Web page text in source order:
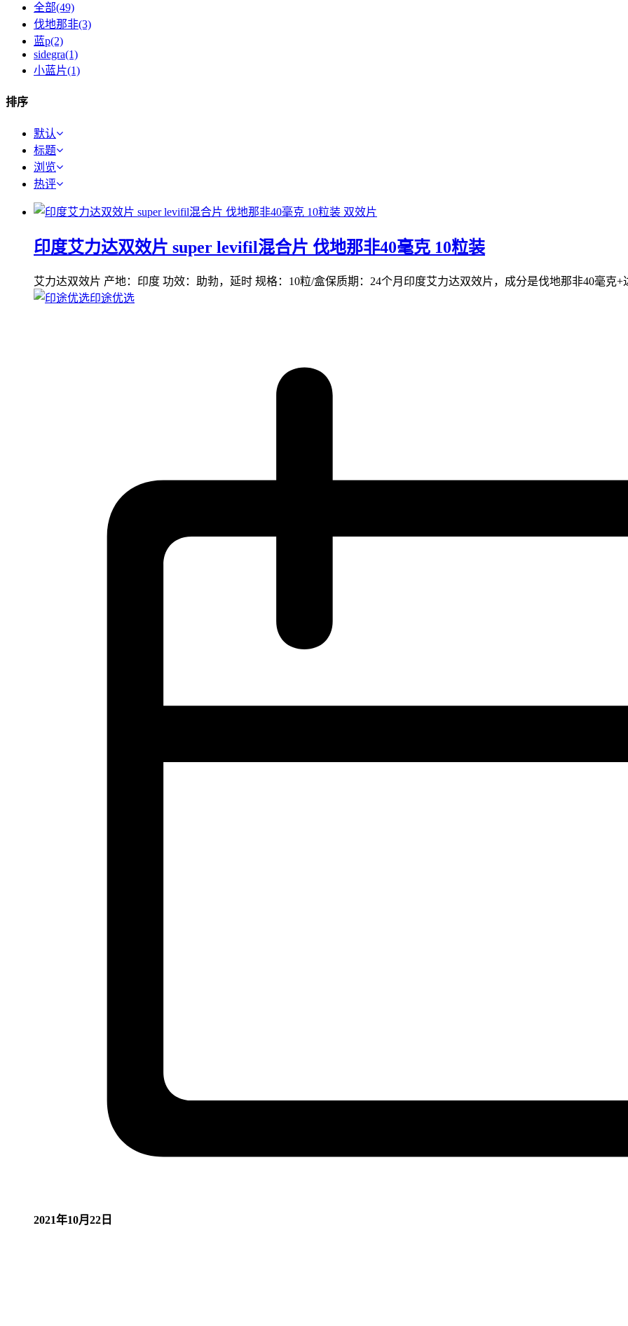
全部(49)
伐地那非(3)
蓝p(2)
sidegra(1)
小蓝片(1)
排序
默认
标题
浏览
热评
双效片
印度艾力达双效片 super levifil混合片 伐地那非40毫克 10粒装
艾力达双效片 产地：印度 功效：助勃，延时 规格：10粒/盒保质期：24个月印度艾力达双效片，成分是伐地那非40毫克
印途优选
2021年10月22日